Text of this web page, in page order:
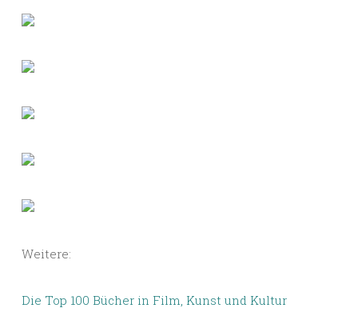
Weitere:
Die Top 100 Bücher in Film, Kunst und Kultur